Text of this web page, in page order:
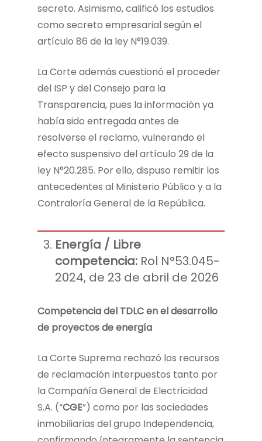
secreto. Asimismo, calificó los estudios
como secreto empresarial según el
artículo 86 de la ley N°19.039.
La Corte además cuestionó el proceder
del ISP y del Consejo para la
Transparencia, pues la información ya
había sido entregada antes de
resolverse el reclamo, vulnerando el
efecto suspensivo del artículo 29 de la
ley N°20.285. Por ello, dispuso remitir los
antecedentes al Ministerio Público y a la
Contraloría General de la República.
Energía / Libre
competencia: Rol N°53.045-
2024, de 23 de abril de 2026
Competencia del TDLC en el desarrollo
de proyectos de energía
La Corte Suprema rechazó los recursos
de reclamación interpuestos tanto por
la Compañía General de Electricidad
S.A. (“CGE”) como por las sociedades
inmobiliarias del grupo Independencia,